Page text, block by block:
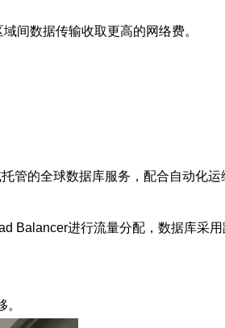
间数据传输收取更高的网络费。
管的全球数据库服务，配合自动化运
Balancer进行流量分配，数据库采